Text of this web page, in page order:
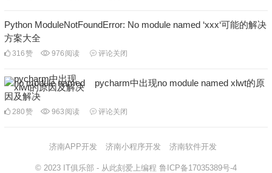
Python ModuleNotFoundError: No module named ‘xxx‘可能的解决
方案大全
316赞 976 阅读 评论关闭
pycharm中出现no module named xlwt的原
因及解决
280赞 963 阅读 评论关闭
济南APP开发 济南小程序开发 济南软件开发
© 2023 IT俱乐部 - 从此刻爱上编程 鲁ICP备17035389号-4